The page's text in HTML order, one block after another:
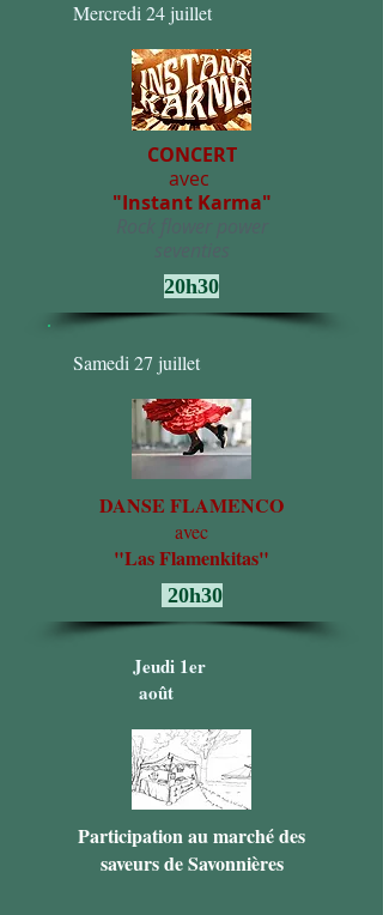
Mercredi 24 juillet
CONCERT
avec
"Instant Karma"
20h30
Samedi 27 juillet
DANSE FLAMENCO
avec
"Las Flamenkitas"
20h30
Jeudi 1er
août
Participation au marché des
saveurs de Savonnières